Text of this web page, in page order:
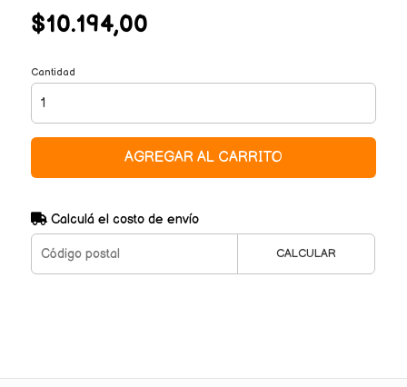
$10.194,00
Cantidad
AGREGAR AL CARRITO
Calculá el costo de envío
CALCULAR